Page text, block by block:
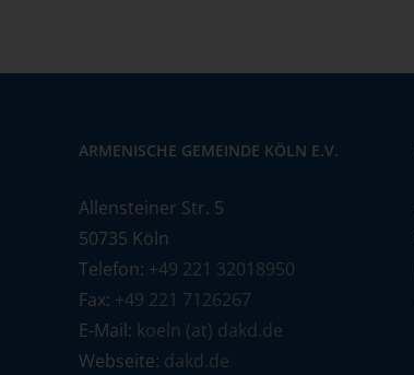
ARMENISCHE GEMEINDE KÖLN E.V.
Allensteiner Str. 5
50735 Köln
Telefon: +49 221 32018950
Fax: +49 221 7126267
E-Mail: koeln (at) dakd.de
Webseite: dakd.de